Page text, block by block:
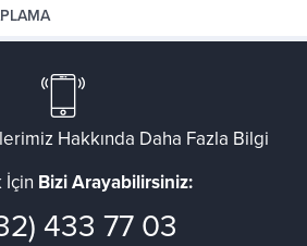
Hakkında Daha Fazla Bilgi
İçin Bizi Arayabilirsiniz:
433 77 03